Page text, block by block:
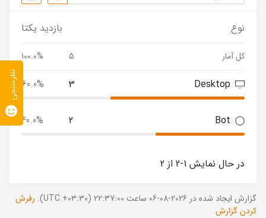
نوع بازدید یکتا
کل آمار 5
100.0%
Desktop
3
60.0%
Bot
2
40.0%
در حال نمایش 1-2 از 2
گزارش ایجاد شده در 2026-08-06 ساعت 22:37:00 (UTC +03:30).
رفرش
کردن گزارش
نظرسنجی